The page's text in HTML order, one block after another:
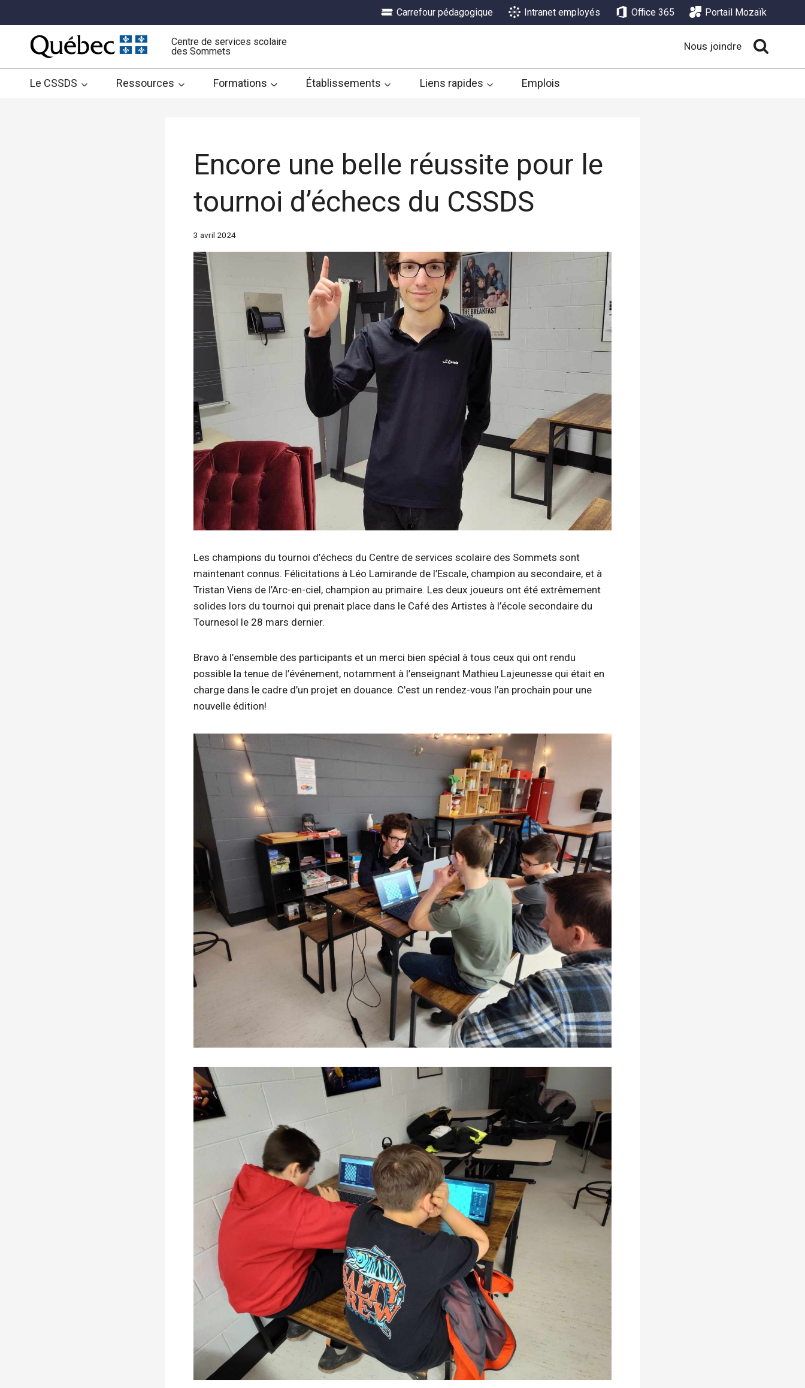
au
contenu
Carrefour pédagogique Intranet employés Office 365 Portail Mozaïk
Centre de services scolaire
des Sommets
Nous joindre
Le CSSDS Ressources Formations Établissements Liens rapides Emplois
Encore une belle réussite pour le
tournoi d’échecs du CSSDS
3 avril 2024
Les champions du tournoi d’échecs du Centre de services scolaire des Sommets sont
maintenant connus. Félicitations à Léo Lamirande de l’Escale, champion au secondaire, et à
Tristan Viens de l’Arc-en-ciel, champion au primaire. Les deux joueurs ont été extrêmement
solides lors du tournoi qui prenait place dans le Café des Artistes à l’école secondaire du
Tournesol le 28 mars dernier.
Bravo à l’ensemble des participants et un merci bien spécial à tous ceux qui ont rendu
possible la tenue de l’événement, notamment à l’enseignant Mathieu Lajeunesse qui était en
charge dans le cadre d’un projet en douance. C’est un rendez-vous l’an prochain pour une
nouvelle édition!